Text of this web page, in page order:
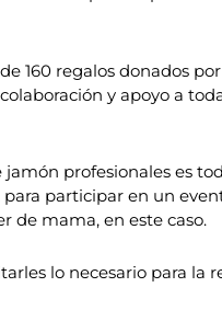
160 regalos donados
y apoyo a
profesionales es
participar en un
de mama, en este caso.
lo necesario para la